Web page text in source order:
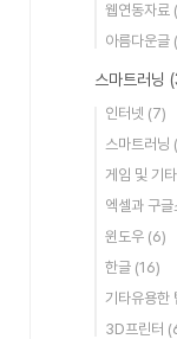
웹연동자료
아름다운글
스마트러닝
인터넷 (7)
스마트러닝
게임 및 기타
엑셀과 구
윈도우 (6)
한글 (16)
기타유용한
3D프린터